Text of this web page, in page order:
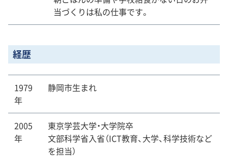
当づくりは私の仕事です。
経歴
1979
年
静岡市生まれ
2005
年
東京学芸大学・大学院卒
文部科学省入省（ICT教育、大学、科学技術など
を担当）